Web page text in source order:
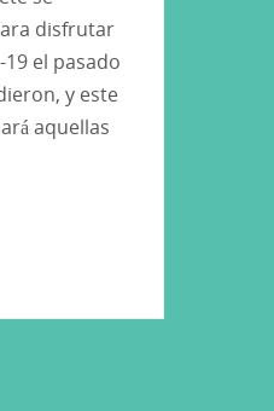
disfrutar
el pasado
y este
aquellas